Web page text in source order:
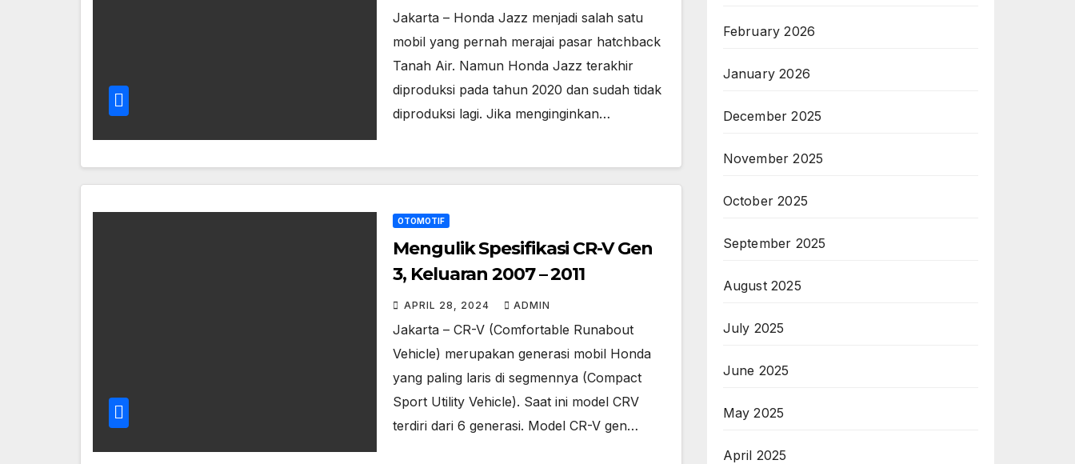
Jakarta – Honda Jazz menjadi salah satu
mobil yang pernah merajai pasar hatchback
Tanah Air. Namun Honda Jazz terakhir
diproduksi pada tahun 2020 dan sudah tidak
diproduksi lagi. Jika menginginkan…
OTOMOTIF
Mengulik Spesifikasi CR-V Gen
3, Keluaran 2007 – 2011
APRIL 28, 2024 ADMIN
Jakarta – CR-V (Comfortable Runabout
Vehicle) merupakan generasi mobil Honda
yang paling laris di segmennya (Compact
Sport Utility Vehicle). Saat ini model CRV
terdiri dari 6 generasi. Model CR-V gen…
February 2026
January 2026
December 2025
November 2025
October 2025
September 2025
August 2025
July 2025
June 2025
May 2025
April 2025